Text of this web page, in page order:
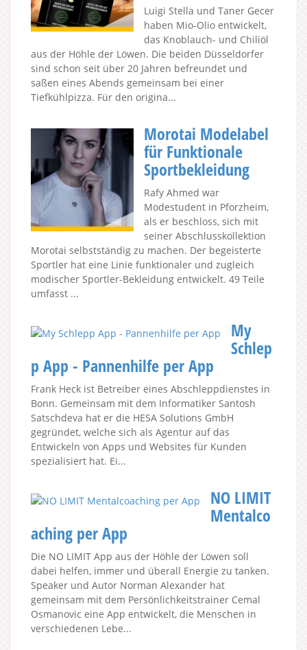
Luigi Stella und Taner Gecer
haben Mio-Olio entwickelt,
das Knoblauch- und Chiliöl
aus der Höhle der Löwen. Die beiden Düsseldorfer
sind schon seit über 20 Jahren befreundet und
saßen eines Abends gemeinsam bei einer
Tiefkühlpizza. Für den origina...
Morotai Modelabel
für Funktionale
Sportbekleidung
Rafy Ahmed war
Modestudent in Pforzheim,
als er beschloss, sich mit
seiner Abschlusskollektion
Morotai selbstständig zu machen. Der begeisterte
Sportler hat eine Linie funktionaler und zugleich
modischer Sportler-Bekleidung entwickelt. 49 Teile
umfasst ...
My
Schlep
p App - Pannenhilfe per App
Frank Heck ist Betreiber eines Abschleppdienstes in
Bonn. Gemeinsam mit dem Informatiker Santosh
Satschdeva hat er die HESA Solutions GmbH
gegründet, welche sich als Agentur auf das
Entwickeln von Apps und Websites für Kunden
spezialisiert hat. Ei...
NO LIMIT
Mentalco
aching per App
Die NO LIMIT App aus der Höhle der Löwen soll
dabei helfen, immer und überall Energie zu tanken.
Speaker und Autor Norman Alexander hat
gemeinsam mit dem Persönlichkeitstrainer Cemal
Osmanovic eine App entwickelt, die Menschen in
verschiedenen Lebe...